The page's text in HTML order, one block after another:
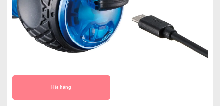
Hết hàng